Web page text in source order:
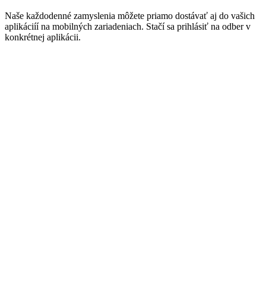
Naše každodenné zamyslenia môžete priamo dostávať aj do vašich
aplikáciíí na mobilných zariadeniach. Stačí sa prihlásiť na odber v
konkrétnej aplikácii.